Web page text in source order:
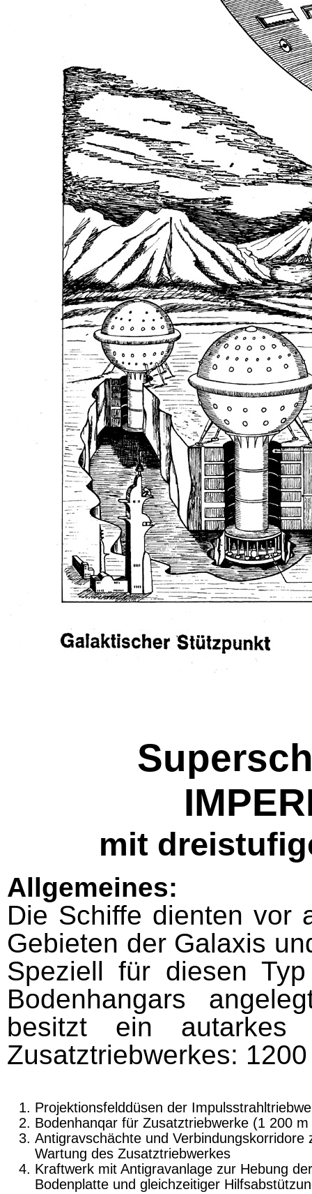
mit
Allgemeines:
Die Schiffe dienten vor
Gebieten der Galaxis
Speziell für diesen
Bodenhangars
besitzt ein autarkes
Zusatztriebwerkes:
Projektionsfelddüsen der
Bodenhanqar für Zusatztriebwerke (1 200 m
Antigravschächte und Verbindungskorridore
Wartung des Zusatztriebwerkes
Kraftwerk mit Antigravanlage zur Hebung der
Bodenplatte und gleichzeitiger